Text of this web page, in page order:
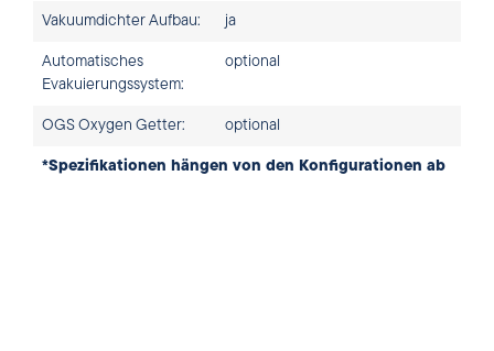
Vakuumdichter Aufbau: ja
Automatisches
Evakuierungssystem:
optional
OGS Oxygen Getter: optional
*Spezifikationen hängen von den Konfigurationen ab